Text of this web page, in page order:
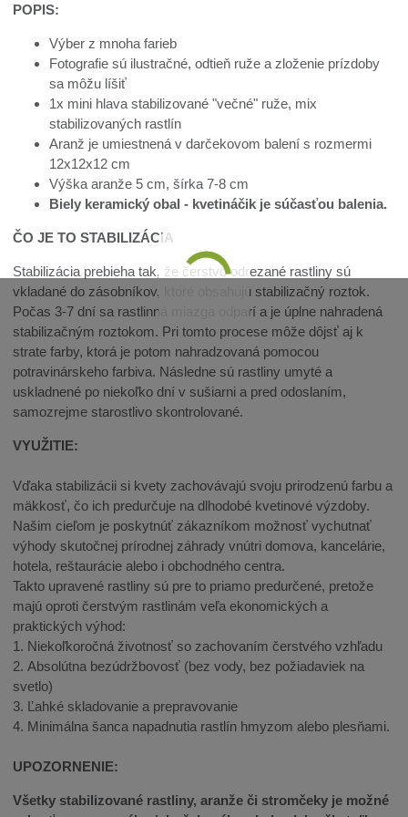
POPIS:
Výber z mnoha farieb
Fotografie sú ilustračné, odtieň ruže a zloženie prízdoby
sa môžu líšiť
1x mini hlava stabilizované "večné" ruže, mix
stabilizovaných rastlín
Aranž je umiestnená v darčekovom balení s rozmermi
12x12x12 cm
Výška aranže 5 cm, šírka 7-8 cm
Biely keramický obal - kvetináčik je súčasťou balenia.
ČO JE TO STABILIZÁCIA
Stabilizácia prebieha tak, že čerstvo odrezané rastliny sú
vkladané do zásobníkov, ktoré obsahujú stabilizačný roztok.
Počas 3-7 dní sa rastlinná miazga odparí a je úplne nahradená
stabilizačným roztokom. Pri tomto procese môže dôjsť aj k
strate farby, ktorá je potom nahradzovaná pomocou
potravinárskeho farbiva. Následne sú rastliny umyté a
uskladnené po niekoľko dní v sušiarni a pred odoslaním,
samozrejme starostlivo skontrolované.
VYUŽITIE:
Vďaka stabilizácii si kvety zachovávajú svoju prirodzenú farbu a
mäkkosť, čo ich predurčuje na dlhodobé kvetinové výzdoby.
Našim cieľom je poskytnúť zákazníkom možnosť vychutnať
výhody skutočnej prírodnej záhrady vnútri domova, kancelárie,
hotela, reštaurácie alebo i obchodného centra.
Takto upravené rastliny sú pre to priamo predurčené, pretože
majú oproti čerstvým rastlinám veľa ekonomických a
praktických výhod:
1. Niekoľkoročná životnosť so zachovaním čerstvého vzhľadu
2. Absolútna bezúdržbovosť (bez vody, bez požiadaviek na
svetlo)
3. Ľahké skladovanie a prepravovanie
4. Minimálna šanca napadnutia rastlín hmyzom alebo plesňami.
UPOZORNENIE:
Všetky stabilizované rastliny, aranže či stromčeky je možné